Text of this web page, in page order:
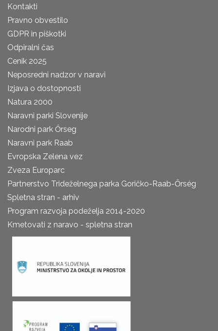
Kontakti
Pravno obvestilo
GDPR in piškotki
Odpiralni čas
Cenik 2025
Neposredni nadzor v naravi
Izjava o dostopnosti
Natura 2000
Naravni parki Slovenije
Narodni park Őrseg
Naravni park Raab
Evropska Zelena vez
Zveza Europarc
Partnerstvo Trideželnega parka Goričko-Raab-Őrség
Spletna stran - arhiv
Program razvoja podeželja 2014-2020
Kmetovati z naravo - spletna stran